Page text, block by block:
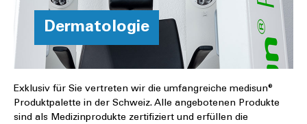
Dermatologie
Exklusiv für Sie vertreten wir die umfangreiche medisun®
Produktpalette in der Schweiz. Alle angebotenen Produkte
sind als Medizinprodukte zertifiziert und erfüllen die